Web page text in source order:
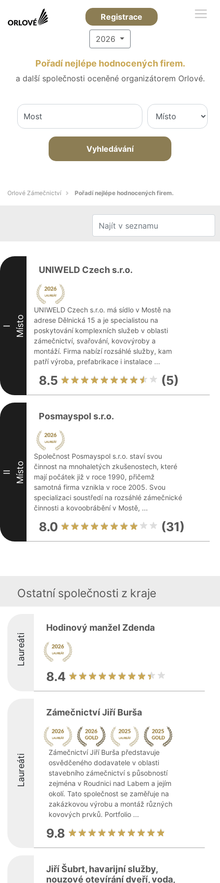
Registrace
2026
Pořadí nejlépe hodnocených firem.
a další společnosti oceněné organizátorem Orlové.
Vyhledávání
Orlové Zámečnictví Pořadí nejlépe hodnocených firem.
I Místo
UNIWELD Czech s.r.o.
UNIWELD Czech s.r.o. má sídlo v Mostě na
adrese Dělnická 15 a je specialistou na
poskytování komplexních služeb v oblasti
zámečnictví, svařování, kovovýroby a
montáží. Firma nabízí rozsáhlé služby, kam
patří výroba, prefabrikace i instalace ...
8.5 (5)
II Místo
Posmayspol s.r.o.
Společnost Posmayspol s.r.o. staví svou
činnost na mnohaletých zkušenostech, které
mají počátek již v roce 1990, přičemž
samotná firma vznikla v roce 2005. Svou
specializaci soustředí na rozsáhlé zámečnické
činnosti a kovoobrábění v Mostě, ...
8.0 (31)
Ostatní společnosti z kraje
Laureáti
Hodinový manžel Zdenda
8.4
Laureáti
Zámečnictví Jiří Burša
Zámečnictví Jiří Burša představuje
osvědčeného dodavatele v oblasti
stavebního zámečnictví s působností
zejména v Roudnici nad Labem a jejím
okolí. Tato společnost se zaměřuje na
zakázkovou výrobu a montáž různých
kovových prvků. Portfolio ...
9.8
Jiří Šubrt, havarijní služby,
nouzové otevírání dveří, voda,